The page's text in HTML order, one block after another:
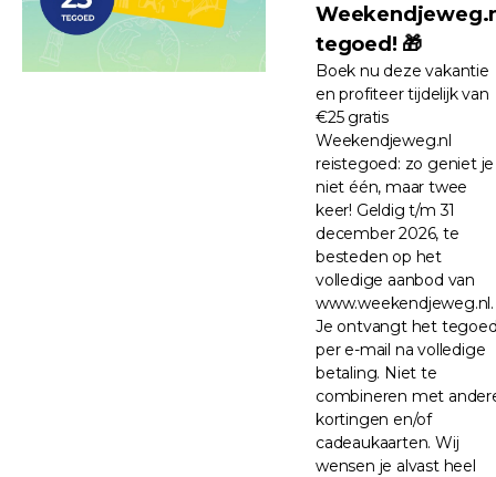
tegoed! 🎁
Boek nu deze vakantie
en profiteer tijdelijk van
€25 gratis
Weekendjeweg.nl
reistegoed: zo geniet je
niet één, maar twee
keer! Geldig t/m 31
december 2026, te
besteden op het
volledige aanbod van
www.weekendjeweg.nl.
Je ontvangt het
per e-mail na volledige
betaling. Niet te
combineren met
kortingen en/of
cadeaukaarten. Wij
wensen je alvast heel